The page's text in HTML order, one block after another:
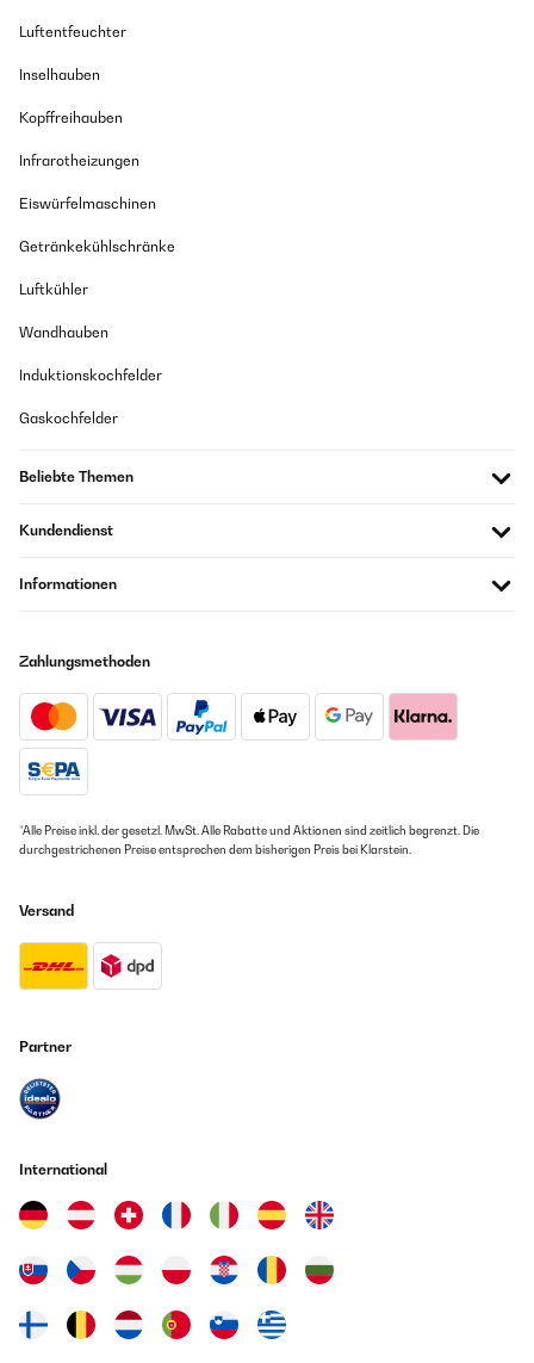
Luftentfeuchter
Inselhauben
Kopffreihauben
Infrarotheizungen
Eiswürfelmaschinen
Getränkekühlschränke
Luftkühler
Wandhauben
Induktionskochfelder
Gaskochfelder
Beliebte Themen
Kundendienst
Informationen
Zahlungsmethoden
*Alle Preise inkl. der gesetzl. MwSt. Alle Rabatte und Aktionen sind zeitlich begrenzt. Die
durchgestrichenen Preise entsprechen dem bisherigen Preis bei Klarstein.
Versand
Partner
International